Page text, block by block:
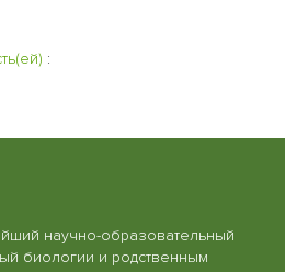
:
научно-образовательный
биологии и родственным